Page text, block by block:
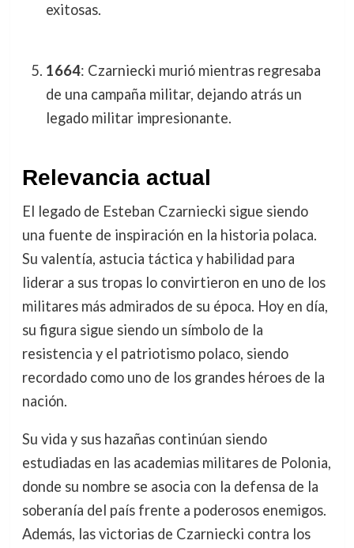
exitosas.
1664: Czarniecki murió mientras regresaba
de una campaña militar, dejando atrás un
legado militar impresionante.
Relevancia actual
El legado de Esteban Czarniecki sigue siendo
una fuente de inspiración en la historia polaca.
Su valentía, astucia táctica y habilidad para
liderar a sus tropas lo convirtieron en uno de los
militares más admirados de su época. Hoy en día,
su figura sigue siendo un símbolo de la
resistencia y el patriotismo polaco, siendo
recordado como uno de los grandes héroes de la
nación.
Su vida y sus hazañas continúan siendo
estudiadas en las academias militares de Polonia,
donde su nombre se asocia con la defensa de la
soberanía del país frente a poderosos enemigos.
Además, las victorias de Czarniecki contra los